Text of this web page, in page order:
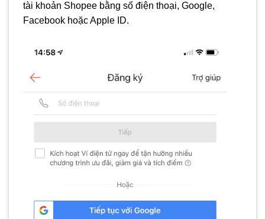
tài khoản Shopee bằng số điện thoại, Google,
Facebook hoặc Apple ID.